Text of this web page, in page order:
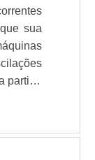
sua
partida
para
que